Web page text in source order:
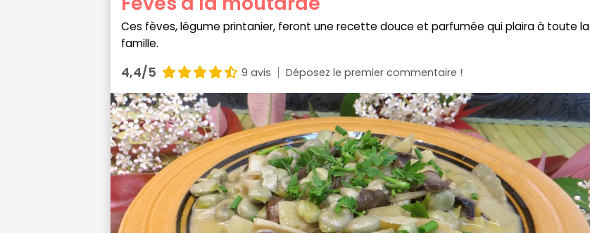
Ces fèves, légume printanier, feront une recette douce et parfumée qui plaira à toute la
famille.
4,4/5 9 avis Déposez le premier commentaire !